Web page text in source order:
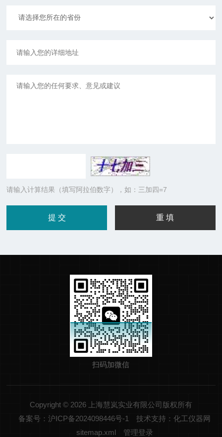
请输入计算结果（填写阿拉伯数字），如：三加四=7
扫码加微信
Copyright © 2026 上海慧岚实业有限公司版权所有
备案号：沪ICP备2024098446号-1
技术支持：化工仪器网
sitemap.xml
管理登录